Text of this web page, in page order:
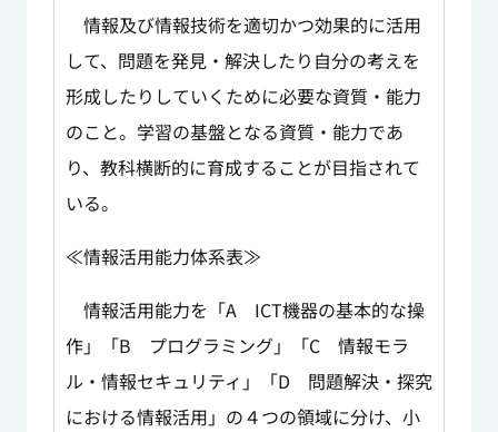
情報及び情報技術を適切かつ効果的に活用
して、問題を発見・解決したり自分の考えを
形成したりしていくために必要な資質・能力
のこと。学習の基盤となる資質・能力であ
り、教科横断的に育成することが目指されて
いる。
≪情報活用能力体系表≫
情報活用能力を「A ICT機器の基本的な操
作」「B プログラミング」「C 情報モラ
ル・情報セキュリティ」「D 問題解決・探究
における情報活用」の４つの領域に分け、小